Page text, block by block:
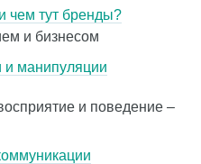
чем тут бренды?
и бизнесом
и манипуляции
и поведение –